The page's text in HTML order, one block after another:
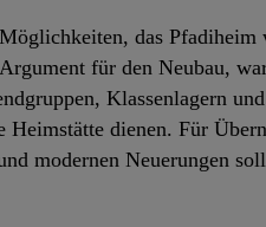
das
für den Neubau,
Klassenlagern
Heimstätte dienen. Für
modernen Neuerungen